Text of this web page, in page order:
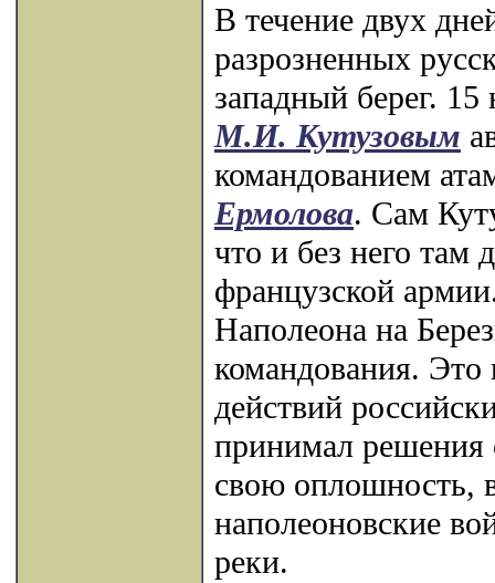
В течение двух
разрозненных
западный берег.
М.И. Кутузовым
командованием
Ермолова. Сам
что и без него там
французской
Наполеона на
командования. Это
действий
принимал решения
свою оплошность,
наполеоновские
реки.